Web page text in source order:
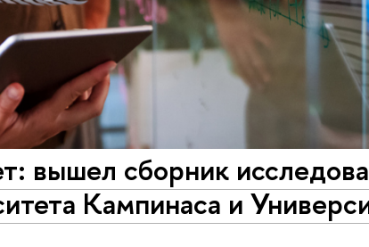
вышел сборник
Кампинаса и